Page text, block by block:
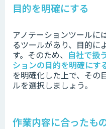
目的を明確にする
アノテーションツールに
るツールがあり、目的に
す。そのため、 自社で扱
ションの目的を明確にす
を明確化した上で、その
ルを選択しましょう。
作業内容に合ったも